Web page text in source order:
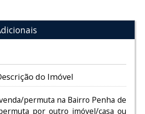
do Imóvel
permuta na Bairro Penha de
por outro imóvel/casa ou